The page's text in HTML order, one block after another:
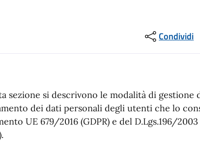
Condividi
sezione si descrivono le modalità di
dei dati personali degli utenti che lo
UE 679/2016 (GDPR) e del D.Lgs.196/